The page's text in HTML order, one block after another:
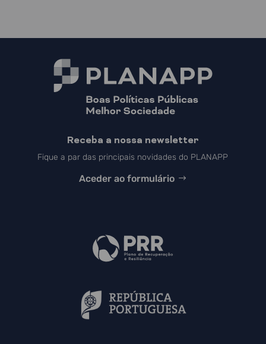
Receba a nossa newsletter
Fique a par das principais novidades do PLANAPP
Aceder ao formulário